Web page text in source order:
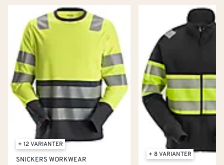
+ 12 VARIANTER
SNICKERS WORKWEAR
+ 8 VARIANTER